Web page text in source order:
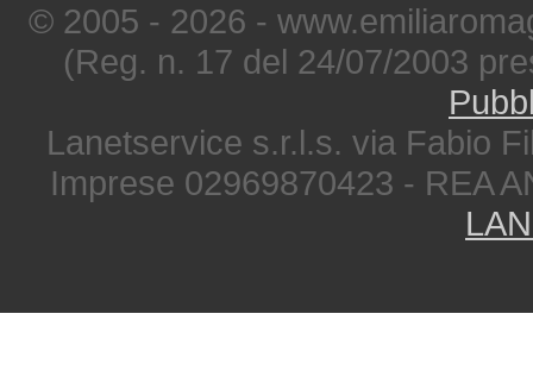
© 2005 - 2026 -
(Reg. n. 17 del 24/07/2003
Lanetservice s.r.l.s. via Fabio
Imprese 02969870423 - REA